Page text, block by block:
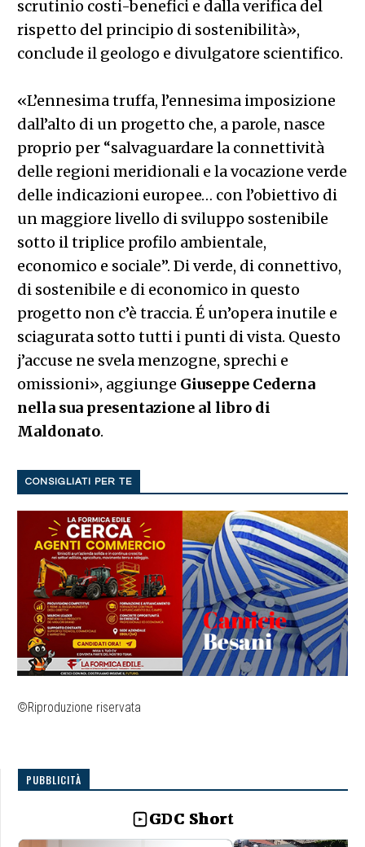
scrutinio costi-benefici e dalla verifica del
rispetto del principio di sostenibilità»,
conclude il geologo e divulgatore scientifico.
«L’ennesima truffa, l’ennesima imposizione
dall’alto di un progetto che, a parole, nasce
proprio per “salvaguardare la connettività
delle regioni meridionali e la vocazione verde
delle indicazioni europee… con l’obiettivo di
un maggiore livello di sviluppo sostenibile
sotto il triplice profilo ambientale,
economico e sociale”. Di verde, di connettivo,
di sostenibile e di economico in questo
progetto non c’è traccia. É un’opera inutile e
sciagurata sotto tutti i punti di vista. Questo
j’accuse ne svela menzogne, sprechi e
omissioni», aggiunge Giuseppe Cederna
nella sua presentazione al libro di
Maldonato.
CONSIGLIATI PER TE
©Riproduzione riservata
PUBBLICITÀ
GDC Short